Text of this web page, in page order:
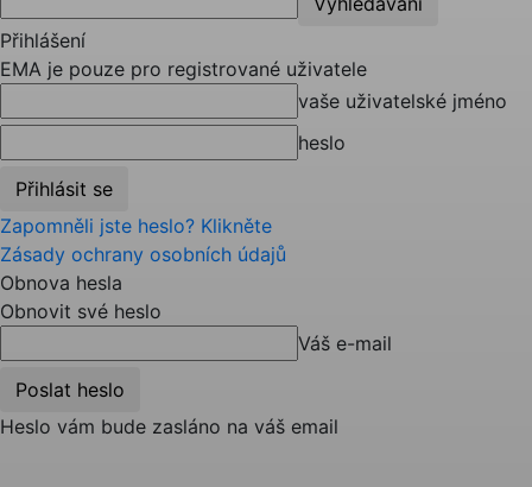
Přihlášení
EMA je pouze pro registrované uživatele
vaše uživatelské jméno
heslo
Zapomněli jste heslo? Klikněte
Zásady ochrany osobních údajů
Obnova hesla
Obnovit své heslo
Váš e-mail
Heslo vám bude zasláno na váš email